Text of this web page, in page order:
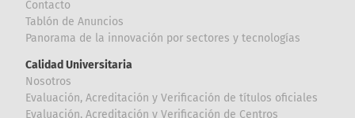
Contacto
Tablón de Anuncios
Panorama de la innovación por sectores y tecnologías
Calidad Universitaria
Nosotros
Evaluación, Acreditación y Verificación de títulos oficiales
Evaluación, Acreditación y Verificación de Centros